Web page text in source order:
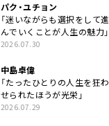
パク・ユチョン
「迷いながらも選択をして進
んでいくことが人生の魅力」
2026.07.30
中島卓偉
「たったひとりの人生を狂わ
せられたほうが光栄」
2026.07.29